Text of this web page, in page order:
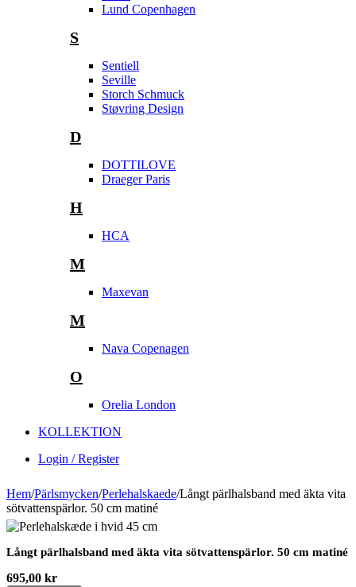
Lund Copenhagen
S
Sentiell
Seville
Storch Schmuck
Støvring Design
D
DOTTILOVE
Draeger Paris
H
HCA
M
Maxevan
M
Nava Copenagen
O
Orelia London
KOLLEKTION
Login / Register
Hem/Pärlsmycken/Perlehalskaede/Långt pärlhalsband med äkta vita
sötvattenspärlor. 50 cm matiné
Långt pärlhalsband med äkta vita sötvattenspärlor. 50 cm matiné
695,00 kr